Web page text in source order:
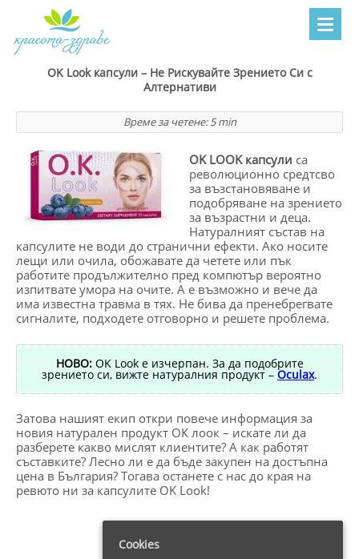
OK Look капсули – Не Рискувайте Зрението Си с
Алтернативи
Време за четене:5 min
OK LOOK капсули са
революционно средтсво
за възстановяване и
подобряване на зрението
за възрастни и деца.
Натуралният състав на
капсулите не води до странични ефекти. Ако носите
лещи или очила, обожавате да четете или пък
работите продължително пред компютър вероятно
изпитвате умора на очите. А е възможно и вече да
има известна травма в тях. Не бива да пренебрегвате
сигналите, подходете отговорно и решете проблема.
НОВО:OK Look е изчерпан. За да подобрите
зрението си, вижте натуралния продукт – Oculax.
Затова нашият екип откри повече информация за
новия натурален продукт ОК лоок – искате ли да
разберете какво мислят клиентите? А как работят
съставките? Лесно ли е да бъде закупен на достъпна
цена в България? Тогава останете с нас до края на
ревюто ни за капсулите OK Look!
Съдържание
Cookies